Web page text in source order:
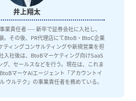
井上翔太
業責任者 ---- 新卒で証券会社に入社し、
。その後、PR代理店にてBtoB・BtoC企業
ティングコンサルティングや新規営業を担
入社後は、BtoBマーケティング向けSaaS
グ、セールスなどを行う。現在は、これま
マーケAIエージェント「アカウントイ
ウルテク」の事業責任者を務めている。